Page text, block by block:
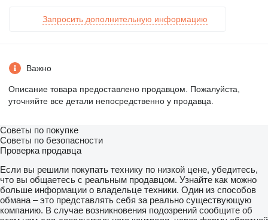
Запросить дополнительную информацию
Важно
Описание товара предоставлено продавцом. Пожалуйста,
уточняйте все детали непосредственно у продавца.
Советы по покупке
Советы по безопасности
Проверка продавца
Если вы решили покупать технику по низкой цене, убедитесь,
что вы общаетесь с реальным продавцом. Узнайте как можно
больше информации о владельце техники. Один из способов
обмана – это представлять себя за реально существующую
компанию. В случае возникновения подозрений сообщите об